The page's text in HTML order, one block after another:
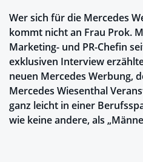
Wer sich für die Mercedes
kommt nicht an Frau Prok.
Marketing- und PR-Chefin
exklusiven Interview
neuen Mercedes Werbung,
Mercedes Wiesenthal
ganz leicht in einer
wie keine andere, als